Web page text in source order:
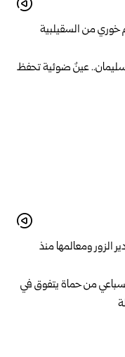
خوري من السقيلبية
ومعالمها منذ